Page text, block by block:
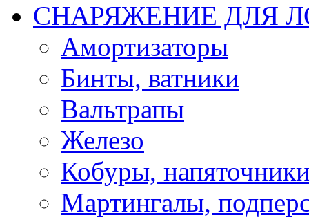
СНАРЯЖЕНИЕ ДЛЯ
Амортизаторы
Бинты, ватники
Вальтрапы
Железо
Кобуры,
Мартингалы,